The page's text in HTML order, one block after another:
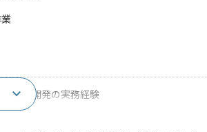
る環境開発の実務経験